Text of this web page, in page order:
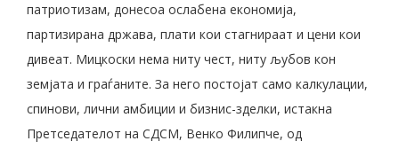
патриотизам, донесоа ослабена економија,
партизирана држава, плати кои стагнираат и цени кои
дивеат. Мицкоски нема ниту чест, ниту љубов кон
земјата и граѓаните. За него постојат само калкулации,
спинови, лични амбиции и бизнис-зделки, истакна
Претседателот на СДСМ, Венко Филипче, од